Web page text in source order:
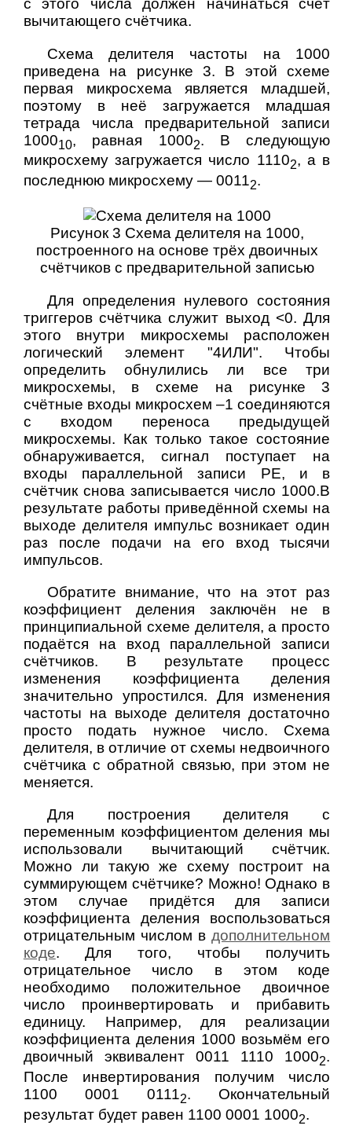
с этого числа должен начинаться счёт
вычитающего счётчика.
Схема делителя частоты на 1000
приведена на рисунке 3. В этой схеме
первая микросхема является младшей,
поэтому в неё загружается младшая
тетрада числа предварительной записи
100010, равная 10002. В следующую
микросхему загружается число 11102, а в
последнюю микросхему — 00112.
Рисунок 3 Схема делителя на 1000,
построенного на основе трёх двоичных
счётчиков с предварительной записью
Для определения нулевого состояния
триггеров счётчика служит выход <0. Для
этого внутри микросхемы расположен
логический элемент "4ИЛИ". Чтобы
определить обнулились ли все три
микросхемы, в схеме на рисунке 3
счётные входы микросхем –1 соединяются
с входом переноса предыдущей
микросхемы. Как только такое состояние
обнаруживается, сигнал поступает на
входы параллельной записи PE, и в
счётчик снова записывается число 1000.В
результате работы приведённой схемы на
выходе делителя импульс возникает один
раз после подачи на его вход тысячи
импульсов.
Обратите внимание, что на этот раз
коэффициент деления заключён не в
принципиальной схеме делителя, а просто
подаётся на вход параллельной записи
счётчиков. В результате процесс
изменения коэффициента деления
значительно упростился. Для изменения
частоты на выходе делителя достаточно
просто подать нужное число. Схема
делителя, в отличие от схемы недвоичного
счётчика с обратной связью, при этом не
меняется.
Для построения делителя с
переменным коэффициентом деления мы
использовали вычитающий счётчик.
Можно ли такую же схему построит на
суммирующем счётчике? Можно! Однако в
этом случае придётся для записи
коэффициента деления воспользоваться
отрицательным числом вдополнительном
коде. Для того, чтобы получить
отрицательное число в этом коде
необходимо положительное двоичное
число проинвертировать и прибавить
единицу. Например, для реализации
коэффициента деления 1000 возьмём его
двоичный эквивалент 0011 1110 10002.
После инвертирования получим число
1100 0001 01112. Окончательный
результат будет равен 1100 0001 10002.